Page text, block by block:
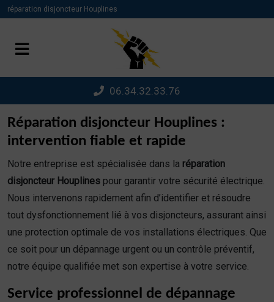
réparation disjoncteur Houplines
06.34.32.33.76
Réparation disjoncteur Houplines :
intervention fiable et rapide
Notre entreprise est spécialisée dans la réparation
disjoncteur Houplines pour garantir votre sécurité électrique.
Nous intervenons rapidement afin d’identifier et résoudre
tout dysfonctionnement lié à vos disjoncteurs, assurant ainsi
une protection optimale de vos installations électriques. Que
ce soit pour un dépannage urgent ou un contrôle préventif,
notre équipe qualifiée met son expertise à votre service.
Service professionnel de dépannage
Panneau de gestion des cookies